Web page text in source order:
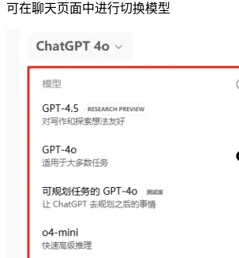
可在聊天页面中进行切换模型